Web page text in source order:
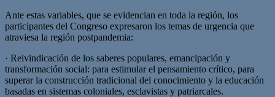
Ante estas variables, que se evidencian en toda la región, los
participantes del Congreso expresaron los temas de urgencia que
atraviesa la región postpandemia:
· Reivindicación de los saberes populares, emancipación y
transformación social: para estimular el pensamiento crítico, para
superar la construcción tradicional del conocimiento y la educación
basadas en sistemas coloniales, esclavistas y patriarcales.